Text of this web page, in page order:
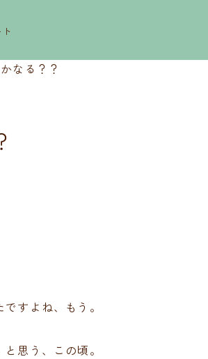
なる？？
すよね、もう。
思う、この頃。